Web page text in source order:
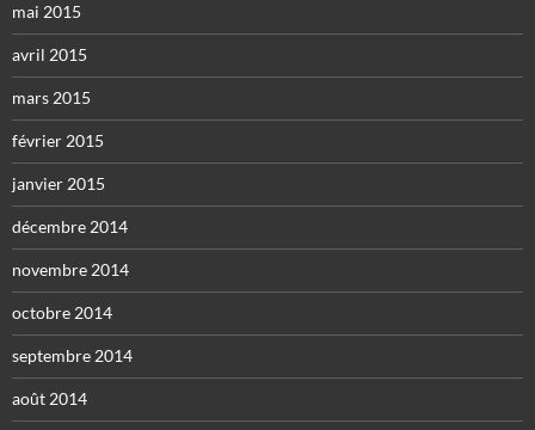
mai 2015
avril 2015
mars 2015
février 2015
janvier 2015
décembre 2014
novembre 2014
octobre 2014
septembre 2014
août 2014